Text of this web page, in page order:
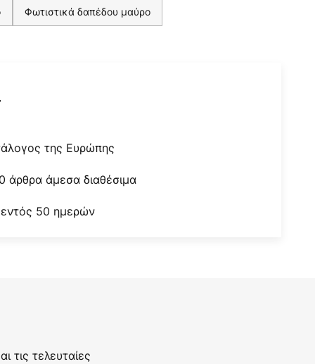
Φωτιστικά δαπέδου μαύρο
της Ευρώπης
άμεσα διαθέσιμα
50 ημερών
τις τελευταίες